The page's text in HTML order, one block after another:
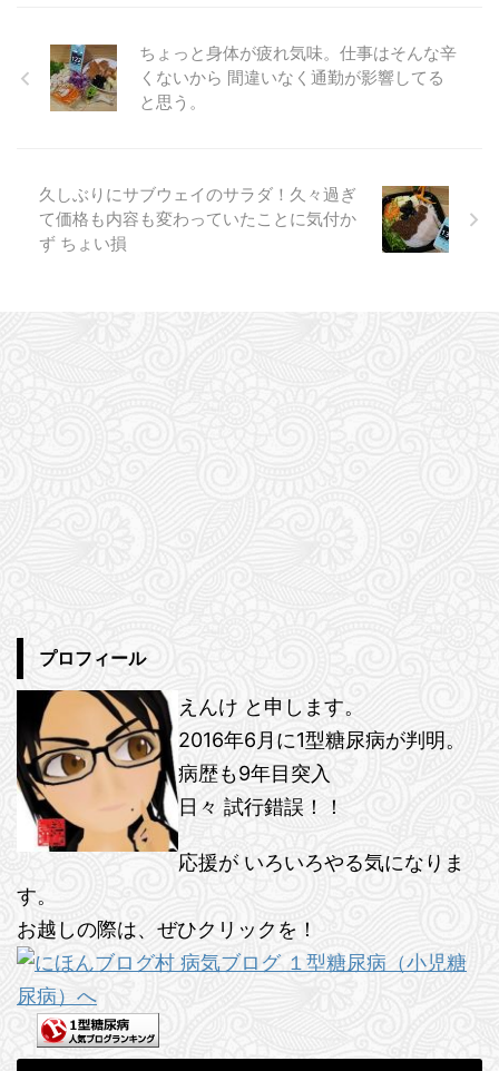
ちょっと身体が疲れ気味。仕事はそんな辛
くないから 間違いなく通勤が影響してる
と思う。
久しぶりにサブウェイのサラダ！久々過ぎ
て価格も内容も変わっていたことに気付か
ず ちょい損
プロフィール
えんけ と申します。
2016年6月に1型糖尿病が判明。
病歴も9年目突入
日々 試行錯誤！！
応援が いろいろやる気になりま
す。
お越しの際は、ぜひクリックを！